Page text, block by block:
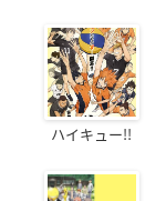
ハイキュー!!